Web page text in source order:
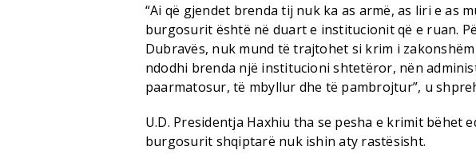
“Ai që gjendet brenda tij nuk ka as armë, as liri e as
burgosurit është në duart e institucionit që e ruan.
Dubravës, nuk mund të trajtohet si krim i
ndodhi brenda një institucioni shtetëror, nën
paarmatosur, të mbyllur dhe të pambrojtur”, u
U.D. Presidentja Haxhiu tha se pesha e krimit bëhet
burgosurit shqiptarë nuk ishin aty rastësisht.